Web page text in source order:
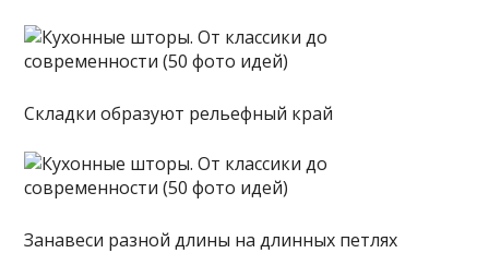
Складки образуют рельефный край
Занавеси разной длины на длинных петлях